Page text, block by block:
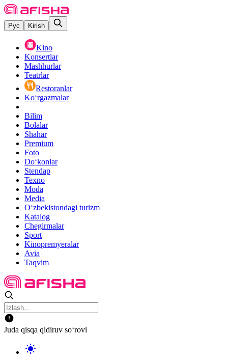
Рус Kirish
Kino
Konsertlar
Mashhurlar
Teatrlar
Restoranlar
Ko‘rgazmalar
Bilim
Bolalar
Shahar
Premium
Foto
Do‘konlar
Stendap
Texno
Moda
Media
O‘zbekistondagi turizm
Katalog
Chegirmalar
Sport
Kinopremyeralar
Avia
Taqvim
Juda qisqa qidiruv so‘rovi